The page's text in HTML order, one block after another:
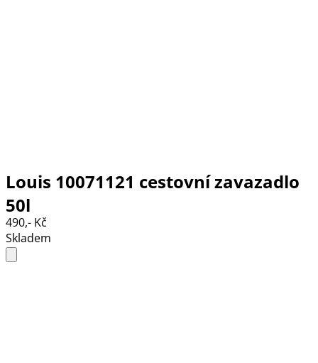
Louis 10071121 cestovní zavazadlo
50l
490,- Kč
Skladem